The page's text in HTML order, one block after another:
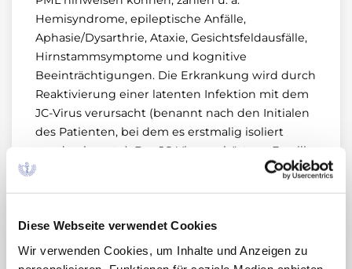
Diese Webseite verwendet Cookies
Wir verwenden Cookies, um Inhalte und Anzeigen zu
Hemisyndrome, epileptische Anfälle,
Aphasie/Dysarthrie, Ataxie, Gesichtsfeldausfälle,
Hirnstammsymptome und kognitive
Beeinträchtigungen. Die Erkrankung wird durch
Reaktivierung einer latenten Infektion mit dem
JC-Virus verursacht (benannt nach den Initialen
des Patienten, bei dem es erstmalig isoliert
werden konnte). Das JC-Virus gehört zur Familie
der Papovaviren und ist bei etwa 80 % der
älteren Patienten mit hämatologischen
Erkrankungen auftraten, wird das Krankheitsbild
seit den 80er-Jahren als opportunistische